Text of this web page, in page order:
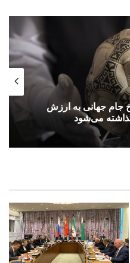
جام جهانی به ارزش